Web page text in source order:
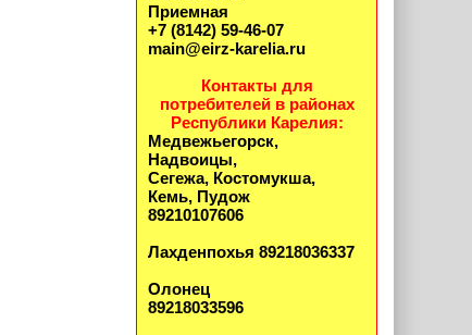
Приемная
+7 (8142) 59-46-07
main@eirz-karelia.ru
Контакты для
потребителей в районах
Республики Карелия:
Медвежьегорск,
Надвоицы,
Сегежа, Костомукша,
Кемь, Пудож
89210107606
Лахденпохья 89218036337
Олонец
89218033596